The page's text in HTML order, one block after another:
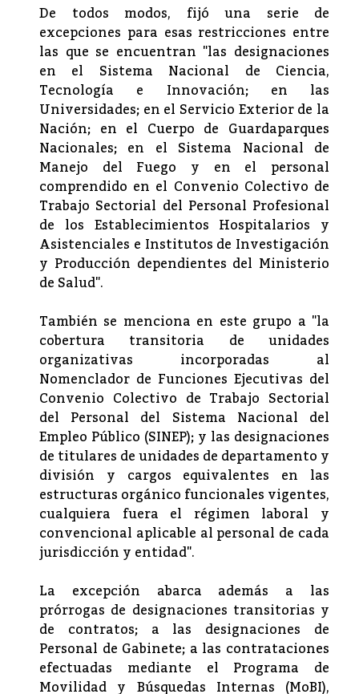
De todos modos, fijó una serie de
excepciones para esas restricciones entre
las que se encuentran "las designaciones
en el Sistema Nacional de Ciencia,
Tecnología e Innovación; en las
Universidades; en el Servicio Exterior de la
Nación; en el Cuerpo de Guardaparques
Nacionales; en el Sistema Nacional de
Manejo del Fuego y en el personal
comprendido en el Convenio Colectivo de
Trabajo Sectorial del Personal Profesional
de los Establecimientos Hospitalarios y
Asistenciales e Institutos de Investigación
y Producción dependientes del Ministerio
de Salud".
También se menciona en este grupo a "la
cobertura transitoria de unidades
organizativas incorporadas al
Nomenclador de Funciones Ejecutivas del
Convenio Colectivo de Trabajo Sectorial
del Personal del Sistema Nacional del
Empleo Público (SINEP); y las designaciones
de titulares de unidades de departamento y
división y cargos equivalentes en las
estructuras orgánico funcionales vigentes,
cualquiera fuera el régimen laboral y
convencional aplicable al personal de cada
jurisdicción y entidad".
La excepción abarca además a las
prórrogas de designaciones transitorias y
de contratos; a las designaciones de
Personal de Gabinete; a las contrataciones
efectuadas mediante el Programa de
Movilidad y Búsquedas Internas (MoBI),